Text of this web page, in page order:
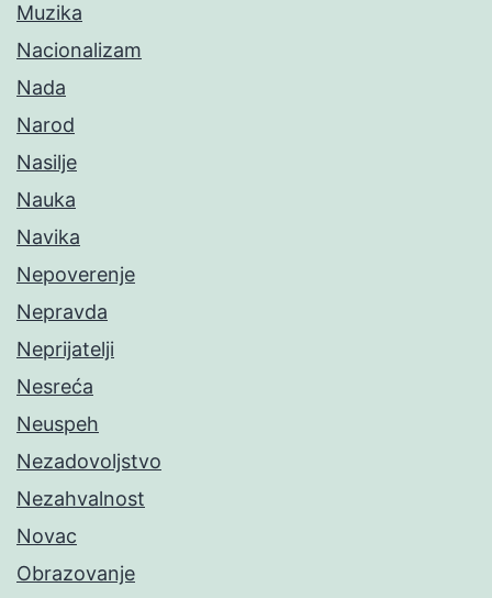
Muzika
Nacionalizam
Nada
Narod
Nasilje
Nauka
Navika
Nepoverenje
Nepravda
Neprijatelji
Nesreća
Neuspeh
Nezadovoljstvo
Nezahvalnost
Novac
Obrazovanje